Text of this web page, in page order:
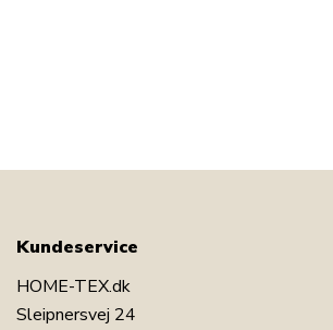
Kundeservice
HOME-TEX.dk
Sleipnersvej 24